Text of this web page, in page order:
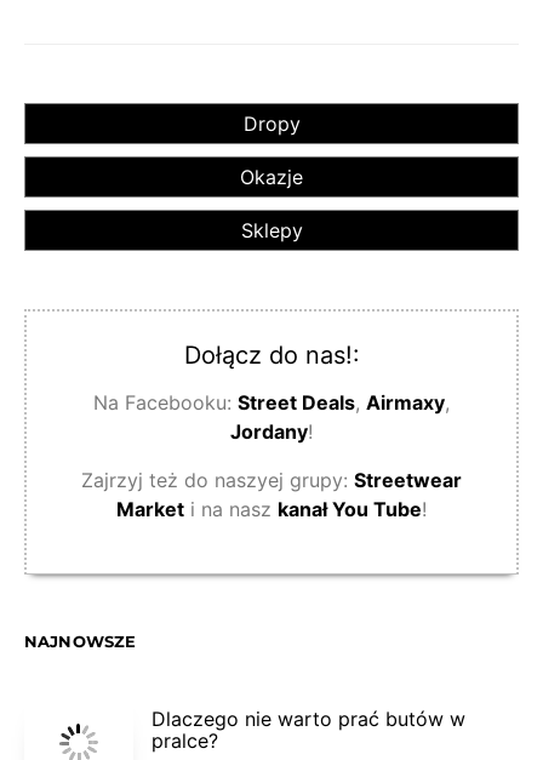
Dropy
Okazje
Sklepy
Dołącz do nas!:
Na Facebooku: Street Deals, Airmaxy,
Jordany!
Zajrzyj też do naszyej grupy: Streetwear
Market i na nasz kanał You Tube!
NAJNOWSZE
Dlaczego nie warto prać butów w
pralce?